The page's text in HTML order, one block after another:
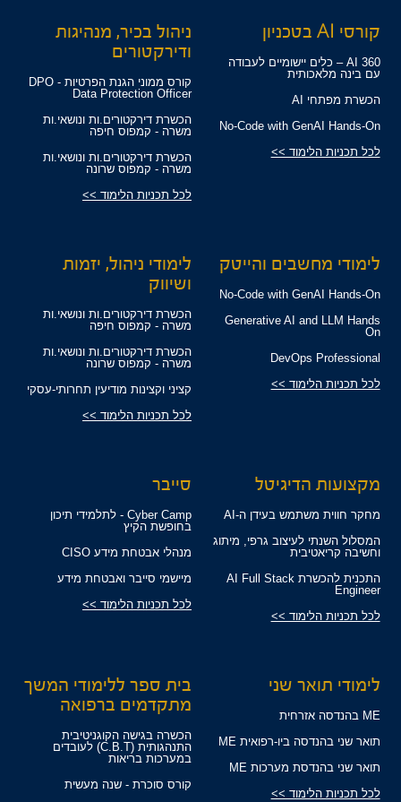
קורסי AI בטכניון
360 AI – כלים יישומיים לעבודה
עם בינה מלאכותית
הכשרת מפתחי AI
No-Code with GenAI Hands-On
לכל תכניות הלימוד >>
ניהול בכיר, מנהיגות
ודירקטורים
קורס ממוני הגנת הפרטיות - DPO
Data Protection Officer
הכשרת דירקטורים.ות ונושאי.ות
משרה - קמפוס חיפה
הכשרת דירקטורים.ות ונושאי.ות
משרה - קמפוס שרונה
לכל תכניות הלימוד >>
לימודי מחשבים והייטק
No-Code with GenAI Hands-On
Generative AI and LLM Hands
On
DevOps Professional
לכל תכניות הלימוד >>
לימודי ניהול, יזמות
ושיווק
הכשרת דירקטורים.ות ונושאי.ות
משרה - קמפוס חיפה
הכשרת דירקטורים.ות ונושאי.ות
משרה - קמפוס שרונה
קציני וקצינות מודיעין תחרותי-עסקי
לכל תכניות הלימוד >>
מקצועות הדיגיטל
מחקר חווית משתמש בעידן ה-AI
המסלול השנתי לעיצוב גרפי, מיתוג
וחשיבה קריאטיבית
התכנית להכשרת AI Full Stack
Engineer
לכל תכניות הלימוד >>
סייבר
Cyber Camp - לתלמידי תיכון
בחופשת הקיץ
מנהלי אבטחת מידע CISO
מיישמי סייבר ואבטחת מידע
לכל תכניות הלימוד >>
לימודי תואר שני
ME בהנדסה אזרחית
תואר שני בהנדסה ביו-רפואית ME
תואר שני בהנדסת מערכות ME
לכל תכניות הלימוד >>
בית ספר ללימודי המשך
מתקדמים ברפואה
הכשרה בגישה הקוגניטיבית
התנהגותית (C.B.T) לעובדים
במערכות בריאות
קורס סוכרת - שנה מעשית